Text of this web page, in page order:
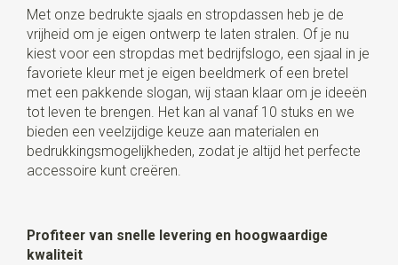
Met onze bedrukte sjaals en stropdassen heb je de
vrijheid om je eigen ontwerp te laten stralen. Of je nu
kiest voor een stropdas met bedrijfslogo, een sjaal in je
favoriete kleur met je eigen beeldmerk of een bretel
met een pakkende slogan, wij staan klaar om je ideeën
tot leven te brengen. Het kan al vanaf 10 stuks en we
bieden een veelzijdige keuze aan materialen en
bedrukkingsmogelijkheden, zodat je altijd het perfecte
accessoire kunt creëren.
Profiteer van snelle levering en hoogwaardige
kwaliteit